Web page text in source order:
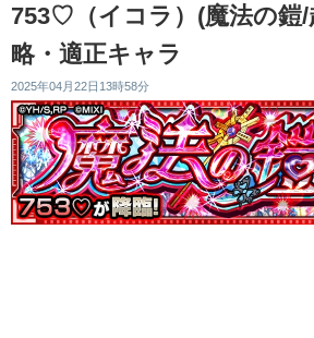
753♡（イコラ）(魔法の鎧/
略・適正キャラ
2025年04月22日13時58分